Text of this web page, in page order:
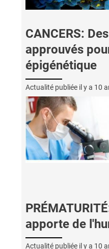
CANCERS:
approuvés
épigénétique
Actualité publiée il y a 10
apporte de
Actualité publiée il y a 10